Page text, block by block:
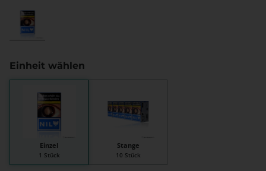
Nil Blau Zigaretten
Einheit wählen
Einzel
1 Stück
Stange
10 Stück